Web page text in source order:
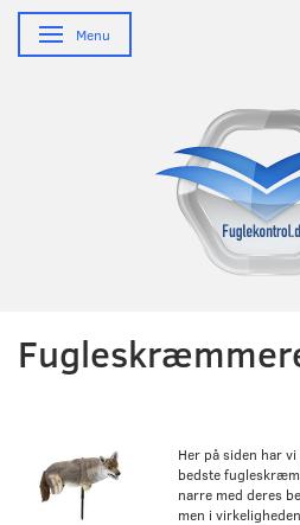
Skifte navigation
Menu
Her på siden har
bedste
narre med deres
men i